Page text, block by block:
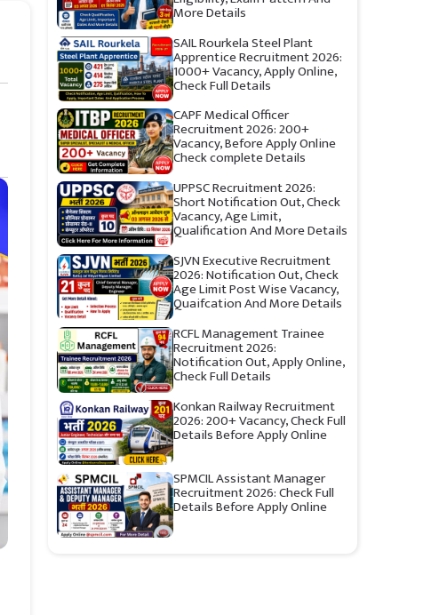
More Details
SAIL Rourkela Steel Plant
Apprentice Recruitment 2026:
1000+ Vacancy, Apply Online,
Check Full Details
CAPF Medical Officer
Recruitment 2026: 200+
Vacancy, Before Apply Online
Check complete Details
UPPSC Recruitment 2026:
Short Notification Out, Check
Vacancy, Age Limit,
Qualification And More Details
SJVN Executive Recruitment
2026: Notification Out, Check
Age Limit Post Wise Vacancy,
Quaifcation And More Details
RCFL Management Trainee
Recruitment 2026:
Notification Out, Apply Online,
Check Full Details
Konkan Railway Recruitment
2026: 200+ Vacancy, Check Full
Details Before Apply Online
SPMCIL Assistant Manager
Recruitment 2026: Check Full
Details Before Apply Online